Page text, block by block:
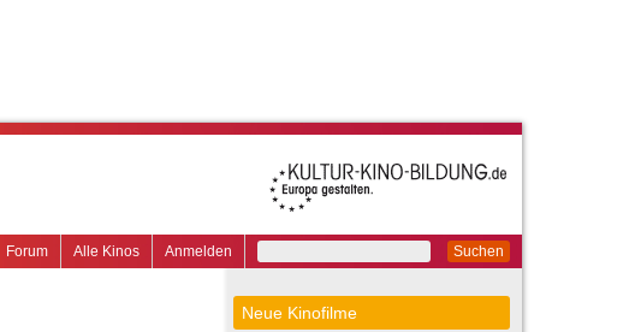
Suchen
Anmelden
Alle Kinos
Forum
Neue Kinofilme